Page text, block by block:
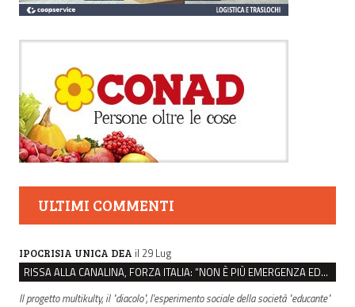
ULTIMI COMMENTI
IPOCRISIA UNICA DEA il 29 Lug
RISSA ALLA CANALINA, FORZA ITALIA: “NON È PIÙ EMERGENZA EDUCATIVA, MA DI SICUREZZA”
Il progetto multikulty, il "diacolo", l'esperimento sociale della società "educante"